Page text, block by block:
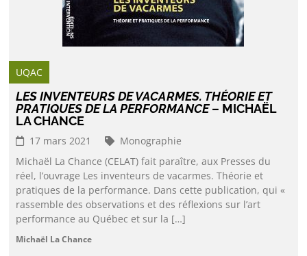
UQAC
LES INVENTEURS DE VACARMES. THÉORIE ET
PRATIQUES DE LA PERFORMANCE– MICHAËL
LA CHANCE
17 mars 2021
Monographie
Michaël La Chance (CELAT) fait paraître, aux Presses du
réel, l’ouvrage Les inventeurs de vacarmes. Théorie et
pratiques de la performance. Dans cette publication, qui «
rassemble des observations et des réflexions sur l’art
performance au Québec et sur la […]
Michaël La Chance